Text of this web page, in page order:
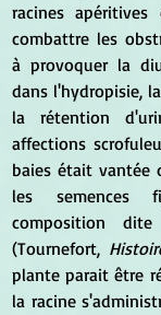
racines apéritives
combattre les
à provoquer la
dans l'hydropisie,
la rétention
affections
baies était vantée
les semences
composition dite
(Tournefort,
plante parait être
la racine